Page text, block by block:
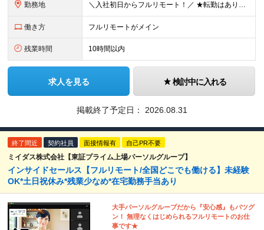
勤務地 ＼入社初日からフルリモート！／ ★転勤はありません ★お客様先を訪問するときなどは直行直帰可 ■本社 東京都品川区西五反田3丁目15-6 リードシー目黒不動前ビル1-04 ※(変更の範囲)上記を
働き方 フルリモートがメイン
残業時間 10時間以内
求人を見る 検討中に入れる
掲載終了予定日： 2026.08.31
終了間近 契約社員 面接情報有 自己PR不要
ミイダス株式会社【東証プライム上場パーソルグループ】
インサイドセールス【フルリモート/全国どこでも働ける】未経験
OK*土日祝休み*残業少なめ*在宅勤務手当あり
大手パーソルグループだから『安心感』もバツグ
ン！ 無理なくはじめられるフルリモートのお仕
事です★